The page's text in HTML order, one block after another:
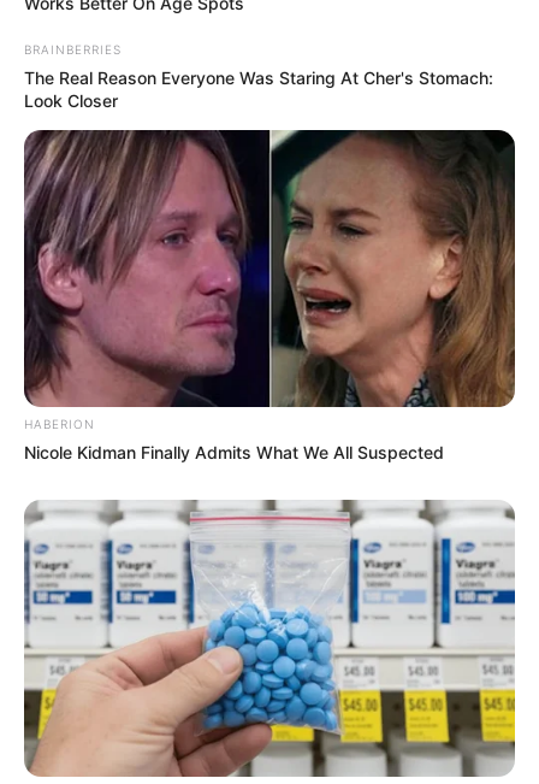
BRAINBERRIES
The Real Reason Everyone Was Staring At Cher's Stomach:
Look Closer
HABERION
Nicole Kidman Finally Admits What We All Suspected